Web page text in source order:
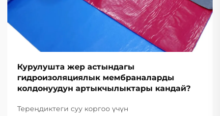
Курулушта жер астындагы
гидроизоляциялык мембраналарды
колдонуудун артыкчылыктары кандай?
Тереңдиктеги суу коргоо үчүн